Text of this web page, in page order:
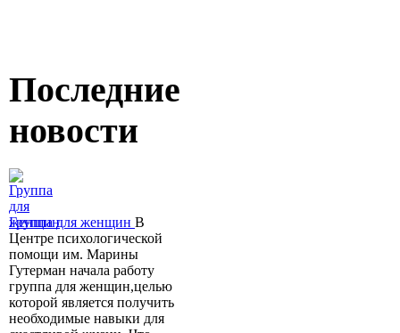
Последние
новости
Группа для женщин В
Центре психологической
помощи им. Марины
Гутерман начала работу
группа для женщин,целью
которой является получить
необходимые навыки для